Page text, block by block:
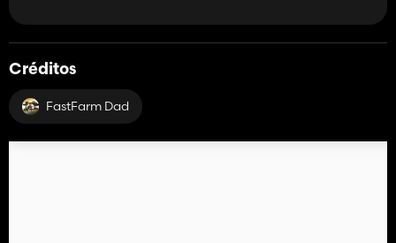
Créditos
FastFarm Dad